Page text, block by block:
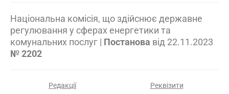
Національна комісія, що здійснює державне
регулювання у сферах енергетики та
комунальних послуг | Постанова від 22.11.2023
№ 2202
Редакції Реквізити